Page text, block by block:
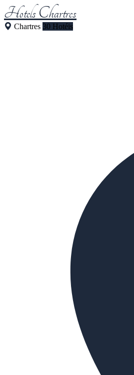
Hotels Chartres
Chartres 30 Hotéis